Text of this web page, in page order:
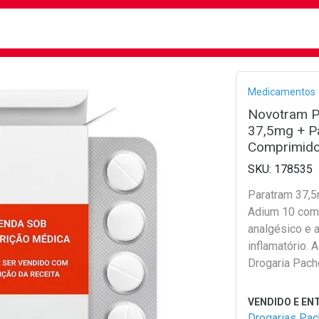
Medicamentos
Novotram
37,5mg +
178535
Paratram
Adium 10
analgésico e
inflamatório.
Drogaria